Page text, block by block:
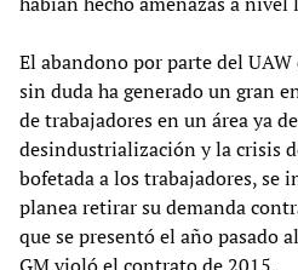
El abandono por parte del
sin duda ha generado un gran
de trabajadores en un área ya
desindustrialización y la crisis
bofetada a los trabajadores, se
planea retirar su demanda
que se presentó el año pasado